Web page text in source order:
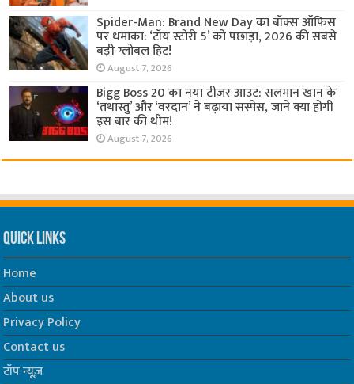
Spider-Man: Brand New Day का बॉक्स ऑफिस
पर धमाका: ‘टॉय स्टोरी 5’ को पछाड़ा, 2026 की सबसे
बड़ी ग्लोबल हिट!
August 7, 2026
Bigg Boss 20 का नया टीज़र आउट: सलमान खान के
‘तथास्तु’ और ‘वरदान’ ने बढ़ाया सस्पेंस, जानें क्या होगी
इस बार की थीम!
August 7, 2026
Quick Links
Home
About us
Privacy Policy
Contact us
टॉप न्यूज़